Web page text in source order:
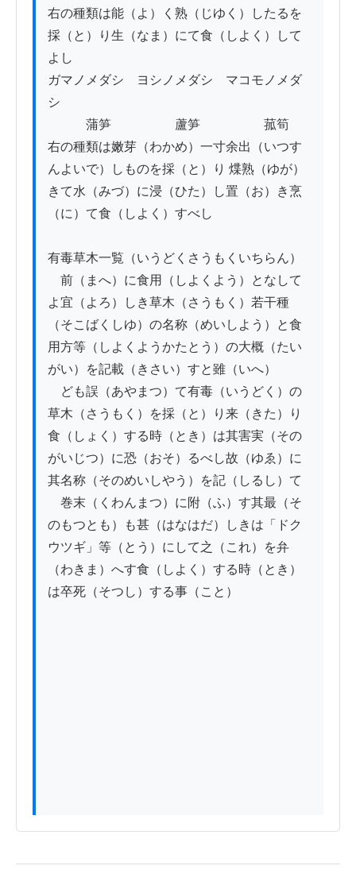
右の種類は能（よ）く熟（じゆく）したるを
採（と）り生（なま）にて食（しよく）して
よし
ガマノメダシ　ヨシノメダシ　マコモノメダ
シ
蒲笋　　　　　蘆笋　　　　　菰筍
右の種類は嫩芽（わかめ）一寸余出（いつす
んよいで）しものを採（と）り 煠熟（ゆが）
きて水（みづ）に浸（ひた）し置（お）き烹
（に）て食（しよく）すべし
有毒草木一覧（いうどくさうもくいちらん）
前（まへ）に食用（しよくよう）となして
よ宜（よろ）しき草木（さうもく）若干種
（そこばくしゆ）の名称（めいしよう）と食
用方等（しよくようかたとう）の大概（たい
がい）を記載（きさい）すと雖（いへ）
ども誤（あやまつ）て有毒（いうどく）の
草木（さうもく）を採（と）り来（きた）り
食（しょく）する時（とき）は其害実（その
がいじつ）に恐（おそ）るべし故（ゆゑ）に
其名称（そのめいしやう）を記（しるし）て
巻末（くわんまつ）に附（ふ）す其最（そ
のもつとも）も甚（はなはだ）しきは「ドク
ウツギ」等（とう）にして之（これ）を弁
（わきま）へす食（しよく）する時（とき）
は卒死（そつし）する事（こと）